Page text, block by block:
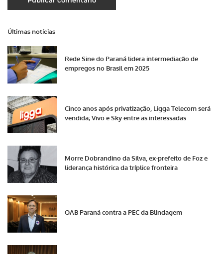
Últimas notícias
Rede Sine do Paraná lidera intermediação de
empregos no Brasil em 2025
Cinco anos após privatização, Ligga Telecom será
vendida; Vivo e Sky entre as interessadas
Morre Dobrandino da Silva, ex-prefeito de Foz e
liderança histórica da tríplice fronteira
OAB Paraná contra a PEC da Blindagem